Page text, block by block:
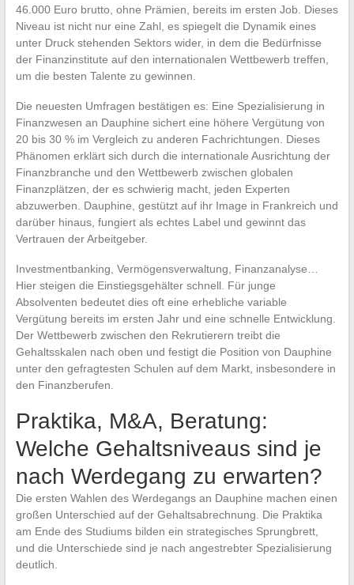
46.000 Euro brutto, ohne Prämien, bereits im ersten Job. Dieses
Niveau ist nicht nur eine Zahl, es spiegelt die Dynamik eines
unter Druck stehenden Sektors wider, in dem die Bedürfnisse
der Finanzinstitute auf den internationalen Wettbewerb treffen,
um die besten Talente zu gewinnen.
Die neuesten Umfragen bestätigen es: Eine Spezialisierung in
Finanzwesen an Dauphine sichert eine höhere Vergütung von
20 bis 30 % im Vergleich zu anderen Fachrichtungen. Dieses
Phänomen erklärt sich durch die internationale Ausrichtung der
Finanzbranche und den Wettbewerb zwischen globalen
Finanzplätzen, der es schwierig macht, jeden Experten
abzuwerben. Dauphine, gestützt auf ihr Image in Frankreich und
darüber hinaus, fungiert als echtes Label und gewinnt das
Vertrauen der Arbeitgeber.
Investmentbanking, Vermögensverwaltung, Finanzanalyse…
Hier steigen die Einstiegsgehälter schnell. Für junge
Absolventen bedeutet dies oft eine erhebliche variable
Vergütung bereits im ersten Jahr und eine schnelle Entwicklung.
Der Wettbewerb zwischen den Rekrutierern treibt die
Gehaltsskalen nach oben und festigt die Position von Dauphine
unter den gefragtesten Schulen auf dem Markt, insbesondere in
den Finanzberufen.
Praktika, M&A, Beratung:
Welche Gehaltsniveaus sind je
nach Werdegang zu erwarten?
Die ersten Wahlen des Werdegangs an Dauphine machen einen
großen Unterschied auf der Gehaltsabrechnung. Die Praktika
am Ende des Studiums bilden ein strategisches Sprungbrett,
und die Unterschiede sind je nach angestrebter Spezialisierung
deutlich.